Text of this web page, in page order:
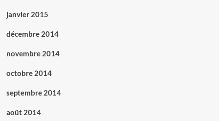
janvier 2015
décembre 2014
novembre 2014
octobre 2014
septembre 2014
août 2014